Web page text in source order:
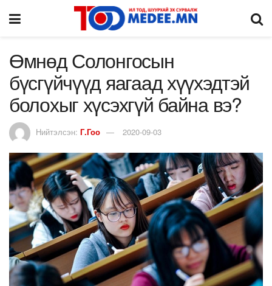
Өмнөд Солонгосын
бүсгүйчүүд яагаад хүүхэдтэй
болохыг хүсэхгүй байна вэ?
Нийтэлсэн: Г.Гоо 2020-09-03